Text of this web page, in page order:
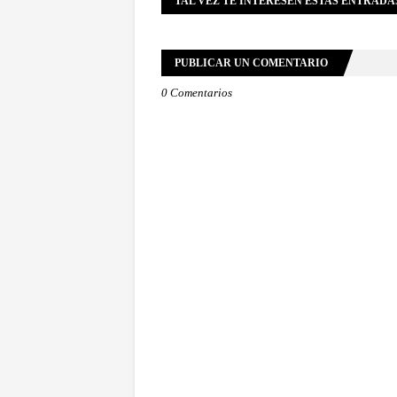
PUBLICAR UN COMENTARIO
0 Comentarios